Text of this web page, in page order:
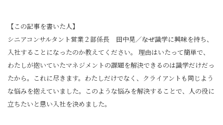
【この記事を書いた人】
シニアコンサルタント営業２部係長 田中晃／――なぜ識学に興味を持ち、
入社することになったのか教えてください。 理由はいたって簡単で、
わたしが抱いていたマネジメントの課題を解決できるのは識学だけだっ
たから。これに尽きます。わたしだけでなく、クライアントも同じよう
な悩みを抱えていました。このような悩みを解決することで、人の役に
立ちたいと思い入社を決めました。